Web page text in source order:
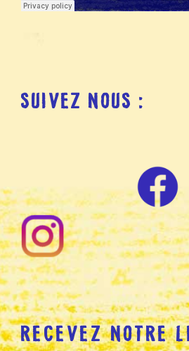
SUIVEZ NOUS :
RECEVEZ NOTRE